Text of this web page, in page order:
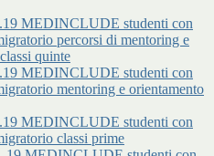
MEDINCLUDE studenti con
percorsi di mentoring e
quinte
MEDINCLUDE studenti con
mentoring e orientamento
MEDINCLUDE studenti con
classi prime